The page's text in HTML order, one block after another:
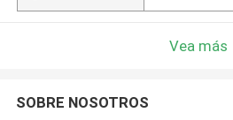
Vea más
SOBRE NOSOTROS